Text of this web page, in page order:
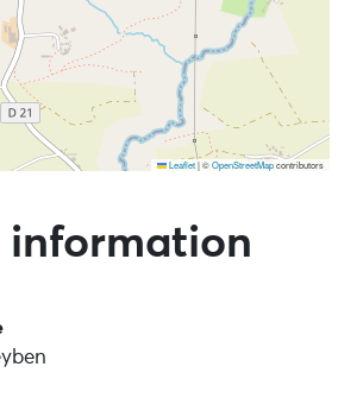
Leaflet |©OpenStreetMapcontributors
information